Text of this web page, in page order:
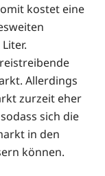
kostet eine
Allerdings
zurzeit eher
sich die
in den
können.